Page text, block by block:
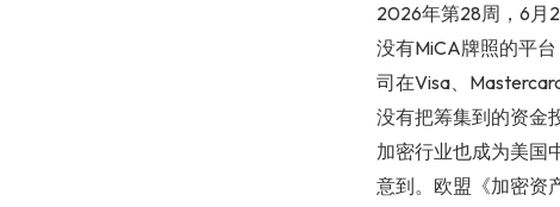
2026年第28周，6月
没有MiCA牌照的平
司在Visa、
没有把筹集到的资金
加密行业也成为美国
意到。欧盟《加密资